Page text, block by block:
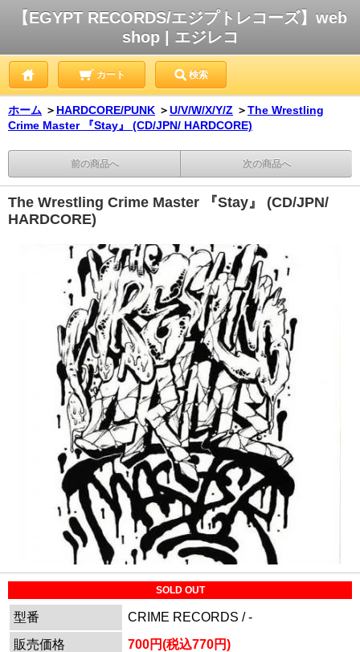
【EGYPT RECORDS/エジプトレコーズ】web
shop | エジレコ
カート 検索
ホーム ＞ HARDCORE/PUNK ＞U/V/W/X/Y/Z ＞The Wrestling
Crime Master 『Stay』 (CD/JPN/ HARDCORE)
前の商品へ 次の商品へ
The Wrestling Crime Master 『Stay』 (CD/JPN/
HARDCORE)
SOLD OUT
型番
CRIME RECORDS / -
販売価格
700円(税込770円)